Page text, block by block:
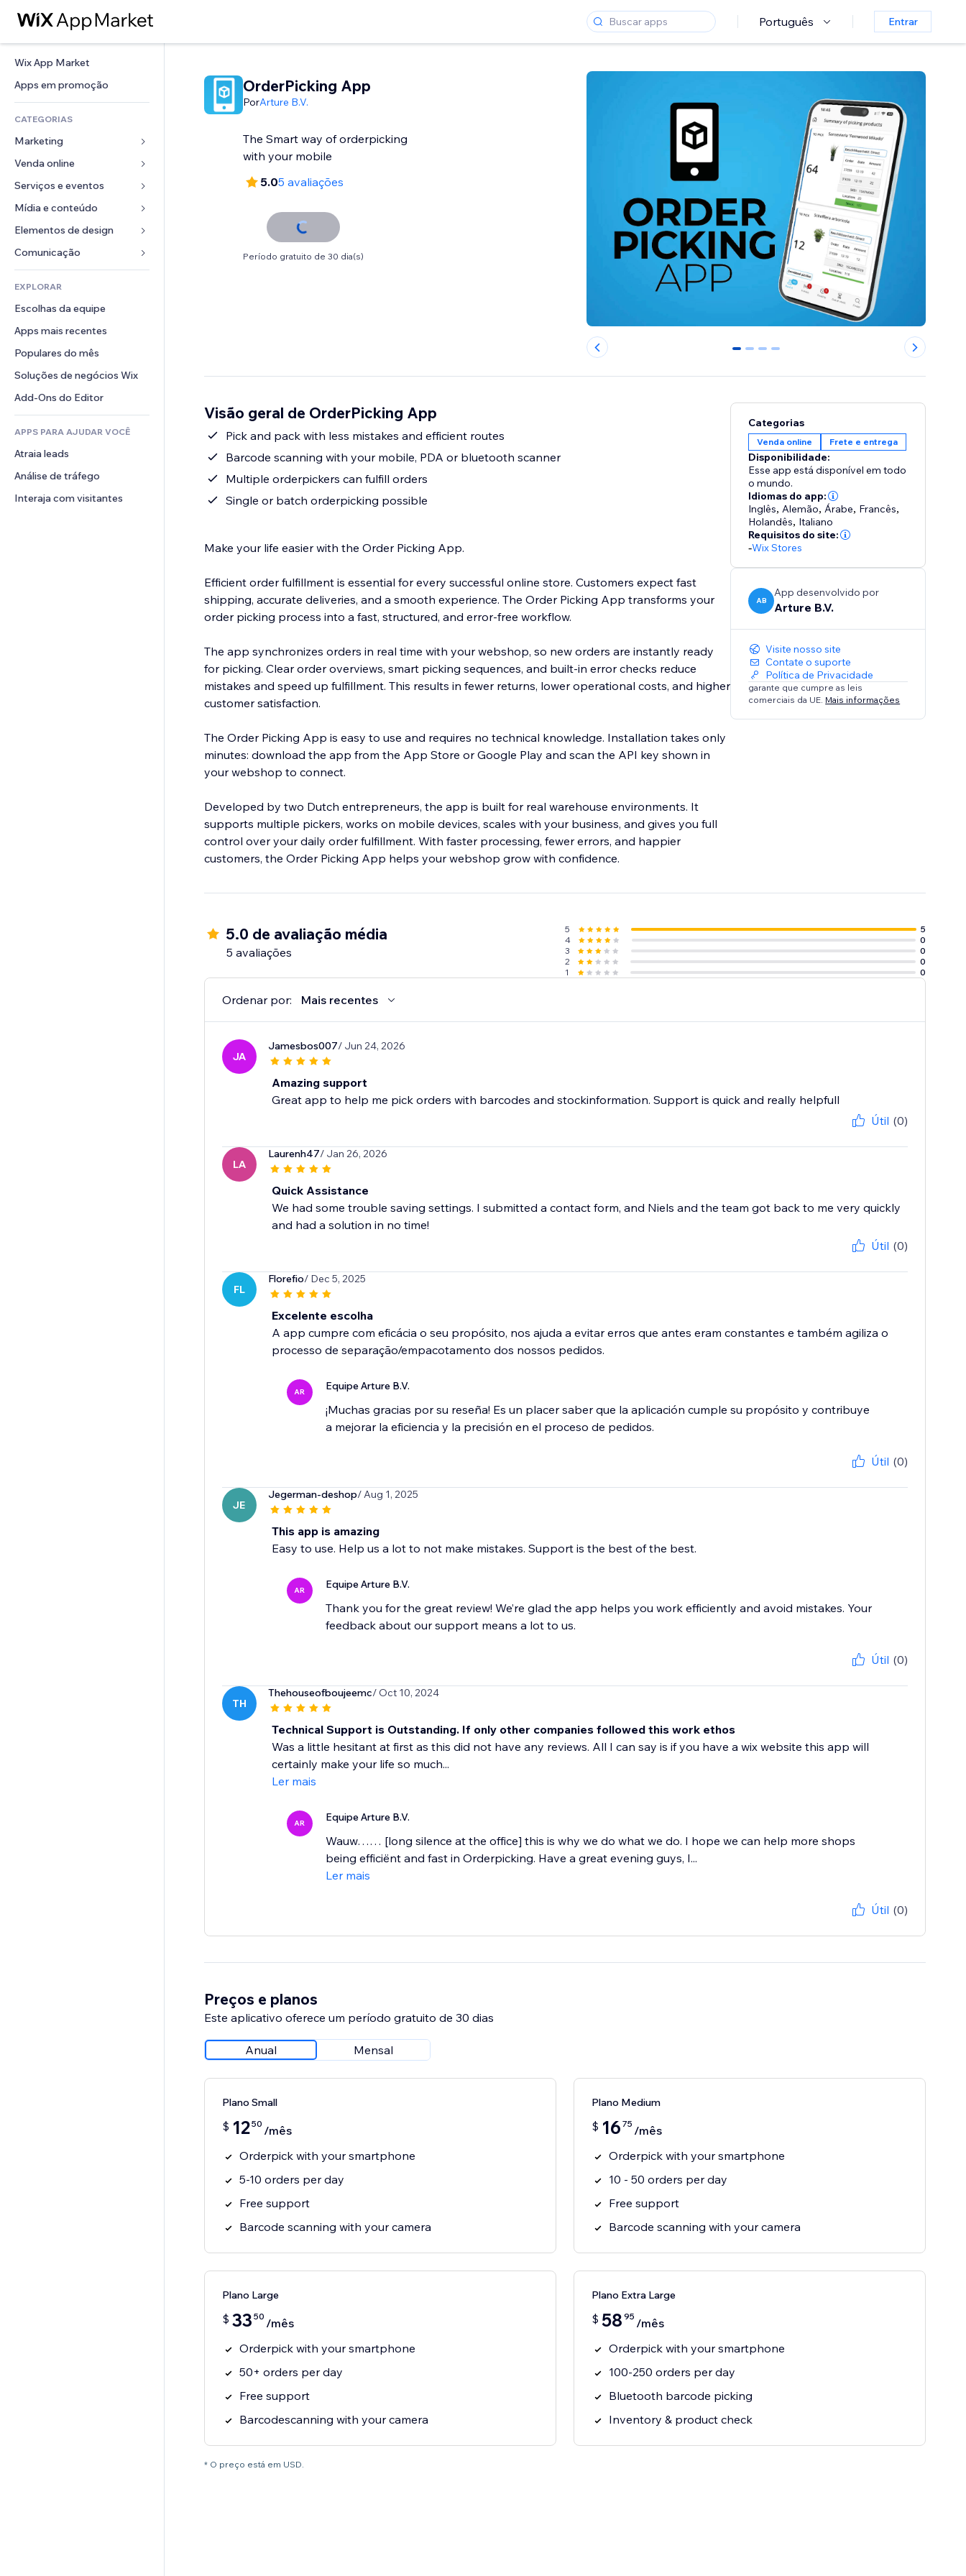
Português Entrar
Wix App Market
Apps em promoção
CATEGORIAS
Marketing
Anúncios
Mobile
Análises
Listas do site
Email
Venda online
Apps para lojas
Frete e entrega
Botões de venda
Contabilidade
Cupons e fidelidade
Soluções de armazenamento
Serviços e eventos
Hotéis
Eventos
Restaurantes
Imobiliária
Meus agendamentos
Mídia e conteúdo
Galeria
Músicas
Podcasts
Fotografia
Vídeo
PDF
Compartilhamento de arquivos
Notícias
Elementos de design
Mapas e navegação
Privacidade e segurança
Relógio
Templates de página
Efeitos de imagem
Botões e menus
Banners e selos
Calculadoras
Busca
Previsão do tempo
Tabelas e gráficos
Formulários
Enquetes
Chat
Comentários
Telefone
Comunidade
Avaliações e depoimentos
CRM
EXPLORAR
Escolhas da equipe
Apps mais recentes
Populares do mês
Soluções de negócios Wix
Add-Ons do Editor
APPS PARA AJUDAR VOCÊ
Atraia leads
Análise de tráfego
Interaja com visitantes
OrderPicking App
PorArture B.V.
The Smart way of orderpicking
with your mobile
5.05 avaliações
Período gratuito de 30 dia(s)
0 1 2 3
Visão geral de OrderPicking App
Pick and pack with less mistakes and efficient routes
Barcode scanning with your mobile, PDA or bluetooth scanner
Multiple orderpickers can fulfill orders
Single or batch orderpicking possible
Make your life easier with the Order Picking App.
Efficient order fulfillment is essential for every successful online store. Customers expect fast
shipping, accurate deliveries, and a smooth experience. The Order Picking App transforms your
order picking process into a fast, structured, and error-free workflow.
The app synchronizes orders in real time with your webshop, so new orders are instantly ready
for picking. Clear order overviews, smart picking sequences, and built-in error checks reduce
mistakes and speed up fulfillment. This results in fewer returns, lower operational costs, and higher
customer satisfaction.
The Order Picking App is easy to use and requires no technical knowledge. Installation takes only
minutes: download the app from the App Store or Google Play and scan the API key shown in
your webshop to connect.
Developed by two Dutch entrepreneurs, the app is built for real warehouse environments. It
supports multiple pickers, works on mobile devices, scales with your business, and gives you full
control over your daily order fulfillment. With faster processing, fewer errors, and happier
customers, the Order Picking App helps your webshop grow with confidence.
Categorias
Venda online Frete e entrega
Disponibilidade:
Esse app está disponível em todo
o mundo.
Idiomas do app:
Inglês, Alemão, Árabe, Francês,
Holandês, Italiano
Requisitos do site:
-Wix Stores
AB
App desenvolvido por
Arture B.V.
Visite nosso site
Contate o suporte
Política de Privacidade
garante que cumpre as leis
comerciais da UE. Mais informações
5.0 de avaliação média
5 avaliações
5
5
4
0
3
0
2
0
1
0
Ordenar por: Mais recentes
JA
Jamesbos007/ Jun 24, 2026
Amazing support
Great app to help me pick orders with barcodes and stockinformation. Support is quick and really helpfull
Útil (0)
LA
Laurenh47/ Jan 26, 2026
Quick Assistance
We had some trouble saving settings. I submitted a contact form, and Niels and the team got back to me very quickly
and had a solution in no time!
Útil (0)
FL
Florefio/ Dec 5, 2025
Excelente escolha
A app cumpre com eficácia o seu propósito, nos ajuda a evitar erros que antes eram constantes e também agiliza o
processo de separação/empacotamento dos nossos pedidos.
AR Equipe Arture B.V.
¡Muchas gracias por su reseña! Es un placer saber que la aplicación cumple su propósito y contribuye
a mejorar la eficiencia y la precisión en el proceso de pedidos.
Útil (0)
JE
Jegerman-deshop/ Aug 1, 2025
This app is amazing
Easy to use. Help us a lot to not make mistakes. Support is the best of the best.
AR Equipe Arture B.V.
Thank you for the great review! We’re glad the app helps you work efficiently and avoid mistakes. Your
feedback about our support means a lot to us.
Útil (0)
TH
Thehouseofboujeemc/ Oct 10, 2024
Technical Support is Outstanding. If only other companies followed this work ethos
Was a little hesitant at first as this did not have any reviews. All I can say is if you have a wix website this app will
certainly make your life so much...
Ler mais
AR Equipe Arture B.V.
Wauw…… [long silence at the office] this is why we do what we do. I hope we can help more shops
being efficiënt and fast in Orderpicking. Have a great evening guys, I...
Ler mais
Útil (0)
Preços e planos
Este aplicativo oferece um período gratuito de 30 dias
Anual Mensal
Plano Small
$ 1250 /mês
Orderpick with your smartphone
5-10 orders per day
Free support
Barcode scanning with your camera
Plano Medium
$ 16 75 /mês
Orderpick with your smartphone
10 - 50 orders per day
Free support
Barcode scanning with your camera
Plano Large
$ 33 50 /mês
Orderpick with your smartphone
50+ orders per day
Free support
Barcodescanning with your camera
Plano Extra Large
$ 58 95 /mês
Orderpick with your smartphone
100-250 orders per day
Bluetooth barcode picking
Inventory & product check
* O preço está em USD.